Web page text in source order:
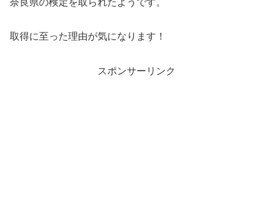
取得に至った理由が気になります！
スポンサーリンク